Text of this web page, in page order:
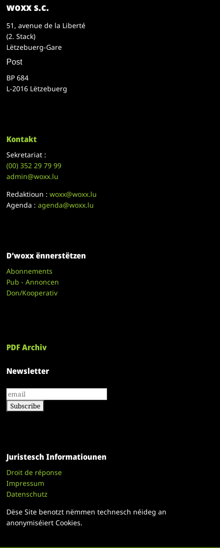
woxx s.c.
51, avenue de la Liberté
(2. Stack)
Lëtzebuerg-Gare
Post
BP 684
L-2016 Lëtzebuerg
Kontakt
Sekretariat :
(00)352 29 79 99
admin@woxx.lu
Redaktioun :woxx@woxx.lu
Agenda :agenda@woxx.lu
D’woxx ënnerstëtzen
Abonnements
Pub - Annoncen
Don/Kooperativ
PDF Archiv
Newsletter
Juristesch Informatiounen
Droit de réponse
Impressum
Datenschutz
Dëse Site benotzt nëmmen technesch néideg an
anonymiséiert Cookies.